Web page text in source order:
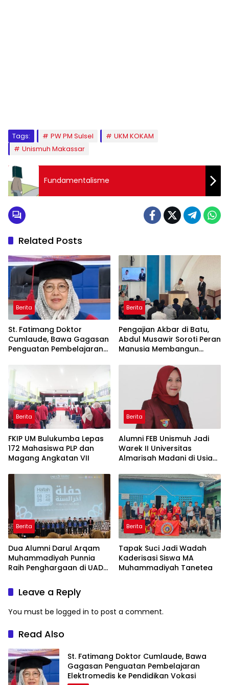
Tags: PW PM Sulsel
UKM KOKAM
Unismuh Makassar
Fundamentalisme
Related Posts
Berita
St. Fatimang Doktor
Cumlaude, Bawa Gagasan
Penguatan Pembelajaran
Vokasi
Berita
Pengajian Akbar di Batu,
Abdul Musawir Soroti Peran
Manusia Membangun
Berita
FKIP UM Bulukumba Lepas
172 Mahasiswa PLP dan
Magang Angkatan VII
Berita
Alumni FEB Unismuh Jadi
Warek II Universitas
Almarisah Madani di Usia
Berita
Dua Alumni Darul Arqam
Muhammadiyah Punnia
Raih Penghargaan di UAD
Berita
Tapak Suci Jadi Wadah
Kaderisasi Siswa MA
Muhammadiyah Tanetea
Leave a Reply
You must be logged in to post a comment.
Read Also
St. Fatimang Doktor Cumlaude, Bawa
Gagasan Penguatan Pembelajaran
Elektromedis ke Pendidikan Vokasi